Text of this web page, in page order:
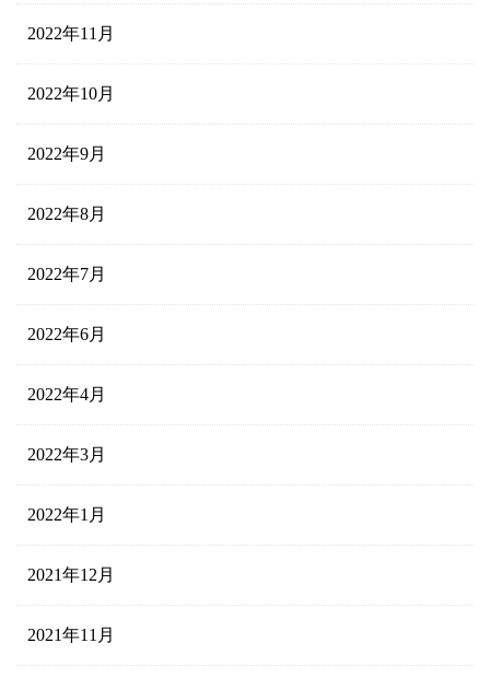
2022年11月
2022年10月
2022年9月
2022年8月
2022年7月
2022年6月
2022年4月
2022年3月
2022年1月
2021年12月
2021年11月